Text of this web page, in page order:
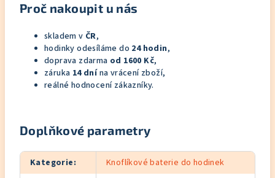
Proč nakoupit u nás
skladem v ČR,
hodinky odesíláme do 24 hodin,
doprava zdarma od 1600 Kč,
záruka 14 dnína vrácení zboží,
reálné hodnocení zákazníky.
Doplňkové parametry
Kategorie:
Knoflíkové baterie do hodinek